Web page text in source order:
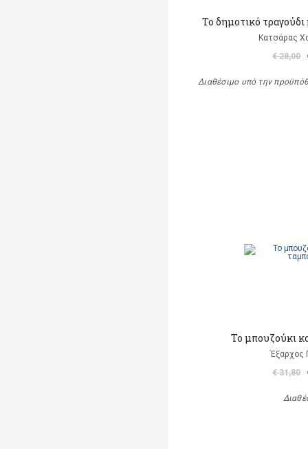
Το δημοτικό τραγούδι
Κατσάρας
€ 28,00
Διαθέσιμο υπό την
Το μπουζούκι
Έξαρχος
€ 31,80